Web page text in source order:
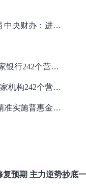
个别中小银行、村镇银行、信托公司等较为脆弱 中央财办：进一步强化金融稳定保障体系
本外币合一银行结算账户体系试点在沪启动，5家银行242个营业网点参与试点
本外币合一银行结算账户体系试点在上海启动 5家机构242个营业网点参与试点
广发银行杨正科： 做好新市民金融服务是银行精准实施普惠金融的有效抓手